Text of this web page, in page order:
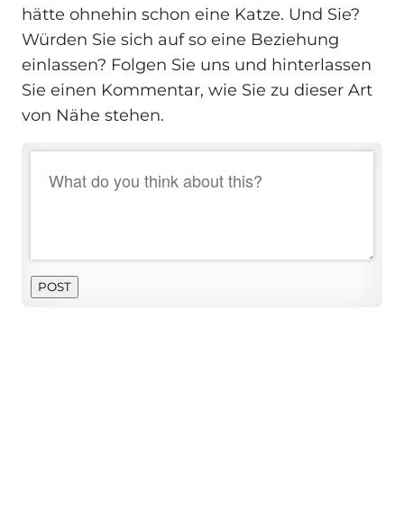
hätte ohnehin schon eine Katze. Und Sie?
Würden Sie sich auf so eine Beziehung
einlassen? Folgen Sie uns und hinterlassen
Sie einen Kommentar, wie Sie zu dieser Art
von Nähe stehen.
POST